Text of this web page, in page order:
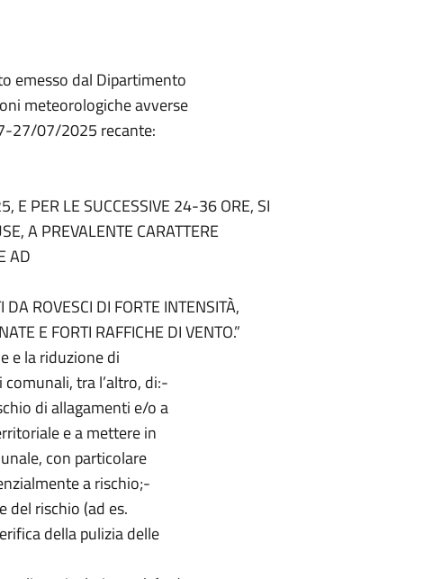
emesso dal Dipartimento
meteorologiche avverse
27/07/2025 recante:
E PER LE SUCCESSIVE 24-36 ORE, SI
A PREVALENTE CARATTERE
AD
ROVESCI DI FORTE INTENSITÀ,
E FORTI RAFFICHE DI VENTO.”
e la riduzione di
comunali, tra l’altro, di:-
di allagamenti e/o a
e a mettere in
con particolare
a rischio;-
del rischio (ad es.
della pulizia delle